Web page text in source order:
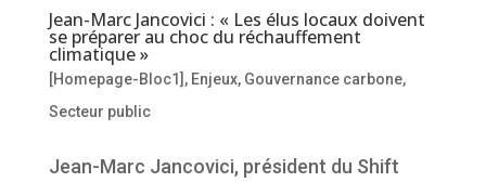
Jean-Marc Jancovici : « Les élus locaux doivent
se préparer au choc du réchauffement
climatique »
[Homepage-Bloc1] , Enjeux, Gouvernance carbone,
Secteur public
Jean-Marc Jancovici, président du Shift